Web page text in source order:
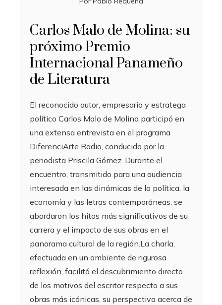
Carlos Malo de Molina: su
próximo Premio
Internacional Panameño
de Literatura
El reconocido autor, empresario y estratega
político Carlos Malo de Molina participó en
una extensa entrevista en el programa
DiferenciArte Radio, conducido por la
periodista Priscila Gómez. Durante el
encuentro, transmitido para una audiencia
interesada en las dinámicas de la política, la
economía y las letras contemporáneas, se
abordaron los hitos más significativos de su
carrera y el impacto de sus obras en el
panorama cultural de la región.La charla,
efectuada en un ambiente de rigurosa
reflexión, facilitó el descubrimiento directo
de los motivos del escritor respecto a sus
obras más icónicas, su perspectiva acerca de